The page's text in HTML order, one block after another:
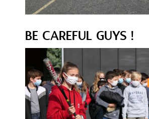
BE CAREFUL GUYS !